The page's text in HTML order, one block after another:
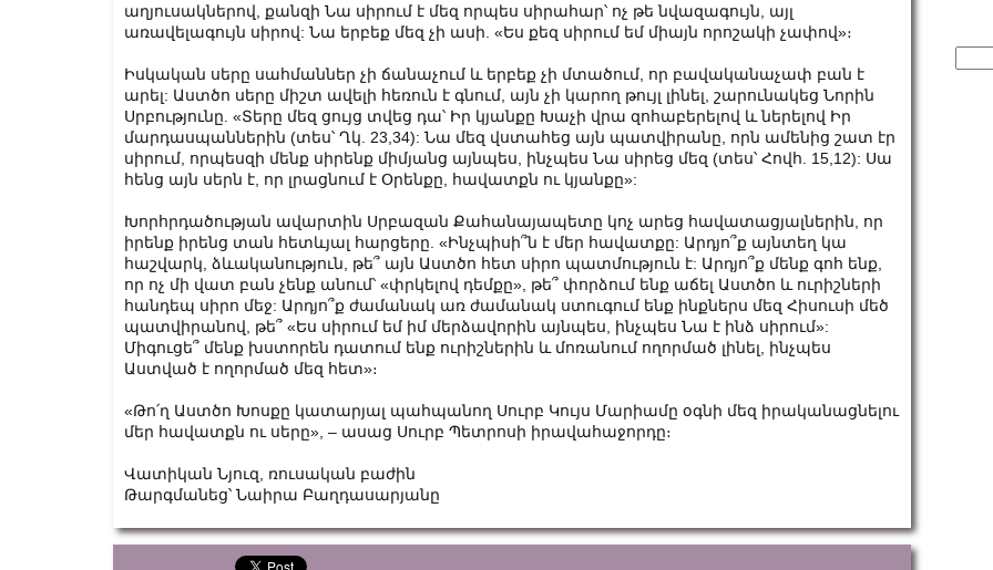
աղյուսակներով, քանզի Նա սիրում է մեզ որպես սիրահար՝ ոչ թե նվազագույն, այլ
առավելագույն սիրով: Նա երբեք մեզ չի ասի. «Ես քեզ սիրում եմ միայն որոշակի չափով»։
Իսկական սերը սահմաններ չի ճանաչում և երբեք չի մտածում, որ բավականաչափ բան է
արել: Աստծո սերը միշտ ավելի հեռուն է գնում, այն չի կարող թույլ լինել, շարունակեց Նորին
Սրբությունը. «Տերը մեզ ցույց տվեց դա՝ Իր կյանքը Խաչի վրա զոհաբերելով և ներելով Իր
մարդասպաններին (տես՝ Ղկ. 23,34): Նա մեզ վստահեց այն պատվիրանը, որն ամենից շատ էր
սիրում, որպեսզի մենք սիրենք միմյանց այնպես, ինչպես Նա սիրեց մեզ (տես՝ Հովհ. 15,12): Սա
հենց այն սերն է, որ լրացնում է Օրենքը, հավատքն ու կյանքը»:
Խորհրդածության ավարտին Սրբազան Քահանայապետը կոչ արեց հավատացյալներին, որ
իրենք իրենց տան հետևյալ հարցերը. «Ինչպիսի՞ն է մեր հավատքը: Արդյո՞ք այնտեղ կա
հաշվարկ, ձևականություն, թե՞ այն Աստծո հետ սիրո պատմություն է: Արդյո՞ք մենք գոհ ենք,
որ ոչ մի վատ բան չենք անում՝ «փրկելով դեմքը», թե՞ փորձում ենք աճել Աստծո և ուրիշների
հանդեպ սիրո մեջ: Արդյո՞ք ժամանակ առ ժամանակ ստուգում ենք ինքներս մեզ Հիսուսի մեծ
պատվիրանով, թե՞ «Ես սիրում եմ իմ մերձավորին այնպես, ինչպես Նա է ինձ սիրում»:
Միգուցե՞ մենք խստորեն դատում ենք ուրիշներին և մոռանում ողորմած լինել, ինչպես
Աստված է ողորմած մեզ հետ»։
«Թո՛ղ Աստծո Խոսքը կատարյալ պահպանող Սուրբ Կույս Մարիամը օգնի մեզ իրականացնելու
մեր հավատքն ու սերը», – ասաց Սուրբ Պետրոսի իրավահաջորդը։
Վատիկան Նյուզ, ռուսական բաժին
Թարգմանեց՝ Նաիրա Բաղդասարյանը
for: